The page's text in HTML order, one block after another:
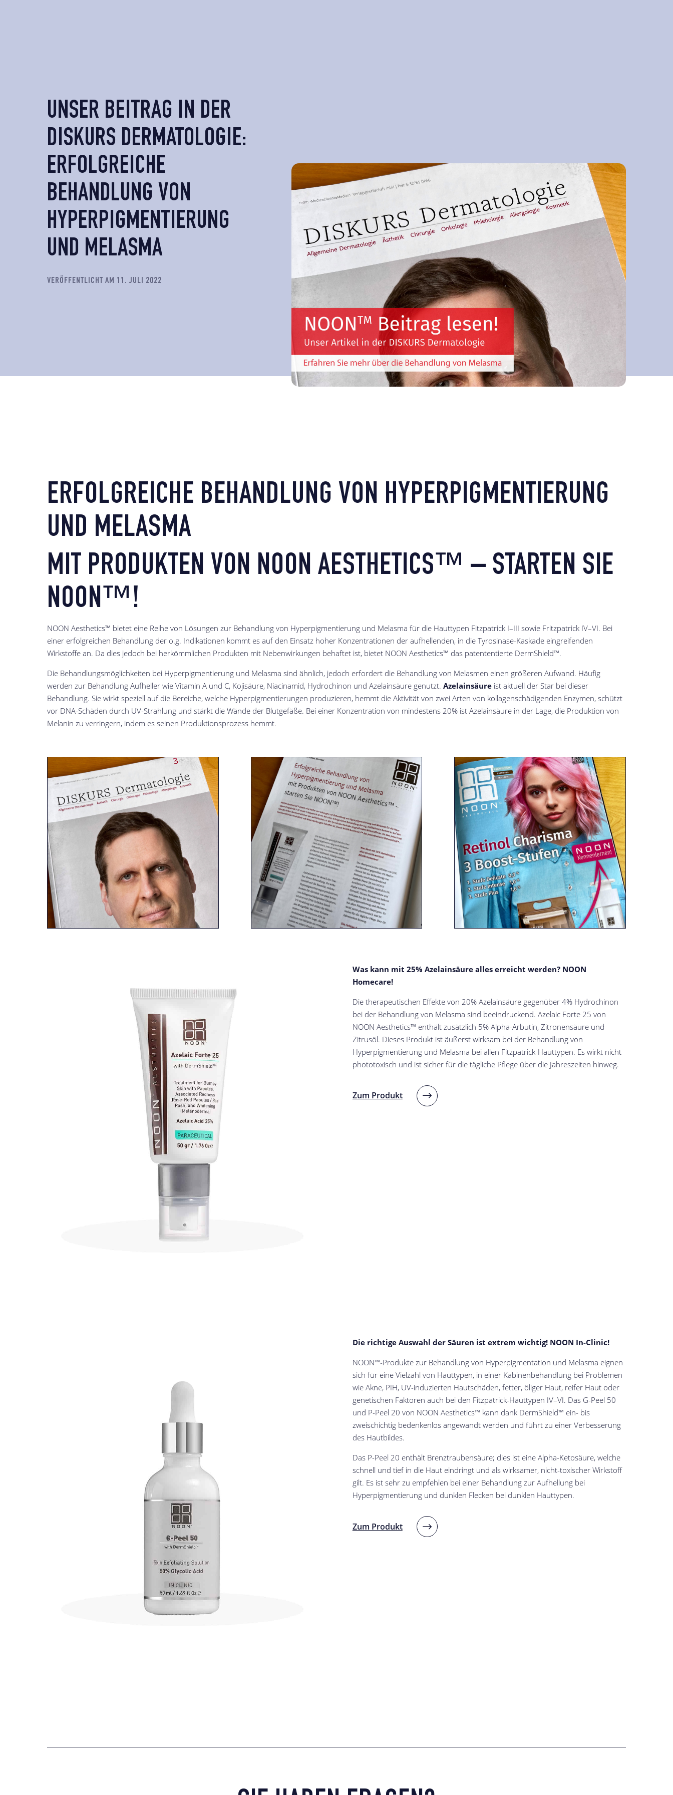
UNSER BEITRAG IN DER
DISKURS DERMATOLOGIE:
ERFOLGREICHE
BEHANDLUNG VON
HYPERPIGMENTIERUNG
UND MELASMA
VERÖFFENTLICHT AM 11. JULI 2022
ERFOLGREICHE BEHANDLUNG VON HYPERPIGMENTIERUNG
UND MELASMA
MIT PRODUKTEN VON NOON AESTHETICS™ – STARTEN SIE
NOON™!
NOON Aesthetics™ bietet eine Reihe von Lösungen zur Behandlung von Hyperpigmentierung und Melasma für die Hauttypen Fitzpatrick I–III sowie Fritzpatrick IV–VI. Bei
einer erfolgreichen Behandlung der o.g. Indikationen kommt es auf den Einsatz hoher Konzentrationen der aufhellenden, in die Tyrosinase-Kaskade eingreifenden
Wirkstoffe an. Da dies jedoch bei herkömmlichen Produkten mit Nebenwirkungen behaftet ist, bietet NOON Aesthetics™ das patententierte DermShield™.
Die Behandlungsmöglichkeiten bei Hyperpigmentierung und Melasma sind ähnlich, jedoch erfordert die Behandlung von Melasmen einen größeren Aufwand. Häufig
werden zur Behandlung Aufheller wie Vitamin A und C, Kojisäure, Niacinamid, Hydrochinon und Azelainsäure genutzt.Azelainsäure ist aktuell der Star bei dieser
Behandlung. Sie wirkt speziell auf die Bereiche, welche Hyperpigmentierungen produzieren, hemmt die Aktivität von zwei Arten von kollagenschädigenden Enzymen, schützt
vor DNA-Schäden durch UV-Strahlung und stärkt die Wände der Blutgefäße. Bei einer Konzentration von mindestens 20% ist Azelainsäure in der Lage, die Produktion von
Melanin zu verringern, indem es seinen Produktionsprozess hemmt.
Was kann mit 25% Azelainsäure alles erreicht werden? NOON
Homecare!
Die therapeutischen Effekte von 20% Azelainsäure gegenüber 4% Hydrochinon
bei der Behandlung von Melasma sind beeindruckend. Azelaic Forte 25 von
NOON Aesthetics™ enthält zusätzlich 5% Alpha-Arbutin, Zitronensäure und
Zitrusöl. Dieses Produkt ist äußerst wirksam bei der Behandlung von
Hyperpigmentierung und Melasma bei allen Fitzpatrick-Hauttypen. Es wirkt nicht
phototoxisch und ist sicher für die tägliche Pflege über die Jahreszeiten hinweg.
Zum Produkt
Die richtige Auswahl der Säuren ist extrem wichtig! NOON In-Clinic!
NOON™-Produkte zur Behandlung von Hyperpigmentation und Melasma eignen
sich für eine Vielzahl von Hauttypen, in einer Kabinenbehandlung bei Problemen
wie Akne, PIH, UV-induzierten Hautschäden, fetter, öliger Haut, reifer Haut oder
genetischen Faktoren auch bei den Fitzpatrick-Hauttypen IV–VI. Das G-Peel 50
und P-Peel 20 von NOON Aesthetics™ kann dank DermShield™ ein- bis
zweischichtig bedenkenlos angewandt werden und führt zu einer Verbesserung
des Hautbildes.
Das P-Peel 20 enthält Brenztraubensäure; dies ist eine Alpha-Ketosäure, welche
schnell und tief in die Haut eindringt und als wirksamer, nicht-toxischer Wirkstoff
gilt. Es ist sehr zu empfehlen bei einer Behandlung zur Aufhellung bei
Hyperpigmentierung und dunklen Flecken bei dunklen Hauttypen.
Zum Produkt